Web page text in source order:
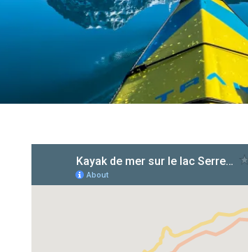
de fjords....